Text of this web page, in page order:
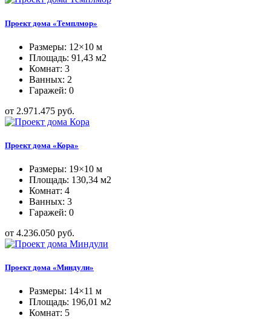
Проект дома «Темплмор»
Размеры: 12×10 м
Площадь: 91,43 м2
Комнат: 3
Ванных: 2
Гаражей: 0
от 2.971.475 руб.
Проект дома «Кора»
Размеры: 19×10 м
Площадь: 130,34 м2
Комнат: 4
Ванных: 3
Гаражей: 0
от 4.236.050 руб.
Проект дома «Миндули»
Размеры: 14×11 м
Площадь: 196,01 м2
Комнат: 5